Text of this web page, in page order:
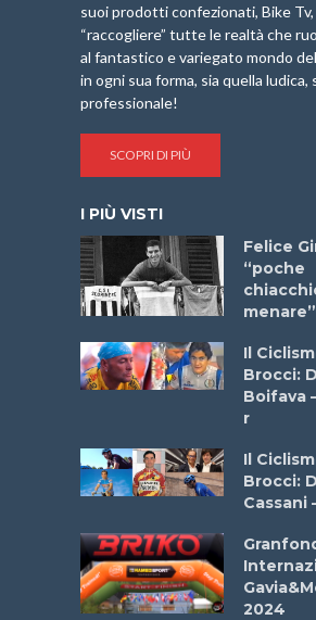
suoi prodotti confezionati, Bike
“raccogliere” tutte le realtà che
al fantastico e variegato mondo
in ogni sua forma, sia quella ludica,
professionale!
SCOPRI DI PIÙ
I PIÙ VISTI
Felice
“poche
Il
Brocci:
Boifava
r
Il
Brocci:
Cassani
2024